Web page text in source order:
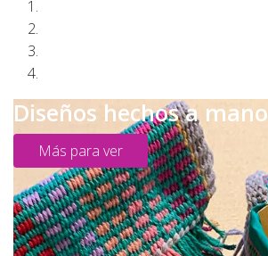
Diseños hechos a mano
Más para ver